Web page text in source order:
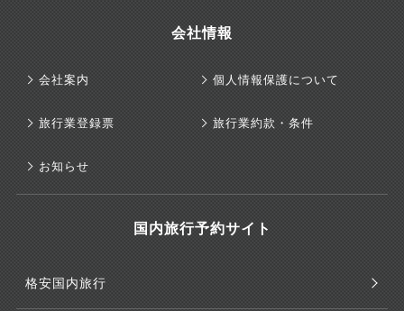
会社情報
会社案内 個人情報保護について
旅行業登録票 旅行業約款・条件
お知らせ
国内旅行予約サイト
格安国内旅行